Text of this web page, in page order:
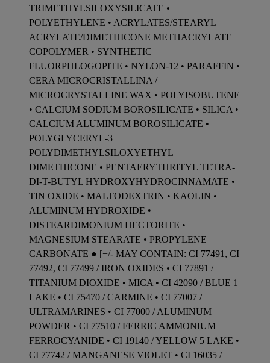
TRIMETHYLSILOXYSILICATE •
POLYETHYLENE • ACRYLATES/STEARYL
ACRYLATE/DIMETHICONE METHACRYLATE
COPOLYMER • SYNTHETIC
FLUORPHLOGOPITE • NYLON-12 • PARAFFIN •
CERA MICROCRISTALLINA /
MICROCRYSTALLINE WAX • POLYISOBUTENE
• CALCIUM SODIUM BOROSILICATE • SILICA •
CALCIUM ALUMINUM BOROSILICATE •
POLYGLYCERYL-3
POLYDIMETHYLSILOXYETHYL
DIMETHICONE • PENTAERYTHRITYL TETRA-
DI-T-BUTYL HYDROXYHYDROCINNAMATE •
TIN OXIDE • MALTODEXTRIN • KAOLIN •
ALUMINUM HYDROXIDE •
DISTEARDIMONIUM HECTORITE •
MAGNESIUM STEARATE • PROPYLENE
CARBONATE ● [+/- MAY CONTAIN: CI 77491, CI
77492, CI 77499 / IRON OXIDES • CI 77891 /
TITANIUM DIOXIDE • MICA • CI 42090 / BLUE 1
LAKE • CI 75470 / CARMINE • CI 77007 /
ULTRAMARINES • CI 77000 / ALUMINUM
POWDER • CI 77510 / FERRIC AMMONIUM
FERROCYANIDE • CI 19140 / YELLOW 5 LAKE •
CI 77742 / MANGANESE VIOLET • CI 16035 /